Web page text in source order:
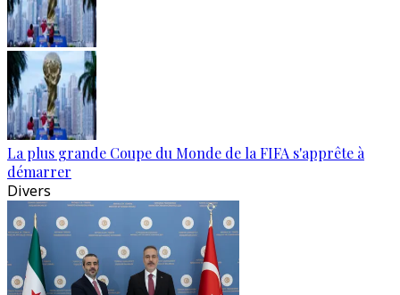
La plus grande Coupe du Monde de la FIFA s'apprête à
démarrer
Divers